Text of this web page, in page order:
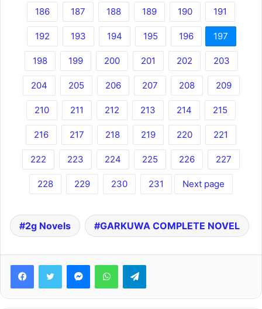
186 187 188 189 190 191
192 193 194 195 196 197
198 199 200 201 202 203
204 205 206 207 208 209
210 211 212 213 214 215
216 217 218 219 220 221
222 223 224 225 226 227
228 229 230 231 Next page
2g Novels GARKUWA COMPLETE NOVEL
FacebookTwitter MessengerWhatsAppTelegram